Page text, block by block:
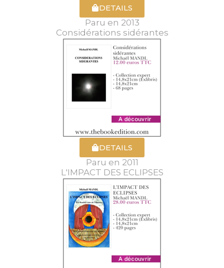
DETAILS
Paru en 2013
Considérations sidérantes
DETAILS
Paru en 2011
L'IMPACT DES ECLIPSES